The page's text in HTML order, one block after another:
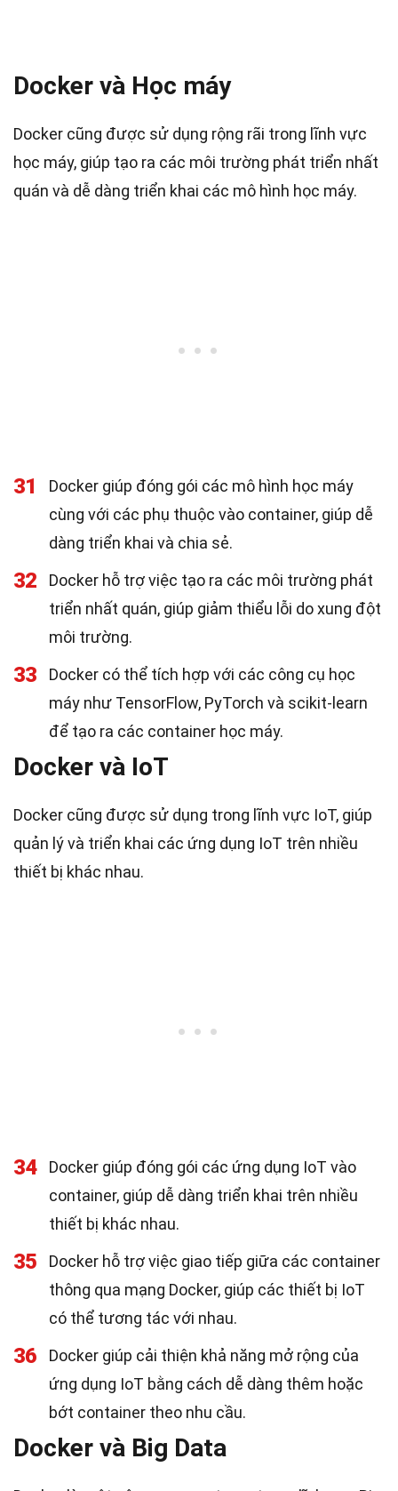
Docker và Học máy
Docker cũng được sử dụng rộng rãi trong lĩnh vực
học máy, giúp tạo ra các môi trường phát triển nhất
quán và dễ dàng triển khai các mô hình học máy.
31
Docker giúp đóng gói các mô hình học máy
cùng với các phụ thuộc vào container, giúp dễ
dàng triển khai và chia sẻ.
32
Docker hỗ trợ việc tạo ra các môi trường phát
triển nhất quán, giúp giảm thiểu lỗi do xung đột
môi trường.
33
Docker có thể tích hợp với các công cụ học
máy như TensorFlow, PyTorch và scikit-learn
để tạo ra các container học máy.
Docker và IoT
Docker cũng được sử dụng trong lĩnh vực IoT, giúp
quản lý và triển khai các ứng dụng IoT trên nhiều
thiết bị khác nhau.
34
Docker giúp đóng gói các ứng dụng IoT vào
container, giúp dễ dàng triển khai trên nhiều
thiết bị khác nhau.
35
Docker hỗ trợ việc giao tiếp giữa các container
thông qua mạng Docker, giúp các thiết bị IoT
có thể tương tác với nhau.
36
Docker giúp cải thiện khả năng mở rộng của
ứng dụng IoT bằng cách dễ dàng thêm hoặc
bớt container theo nhu cầu.
Docker và Big Data